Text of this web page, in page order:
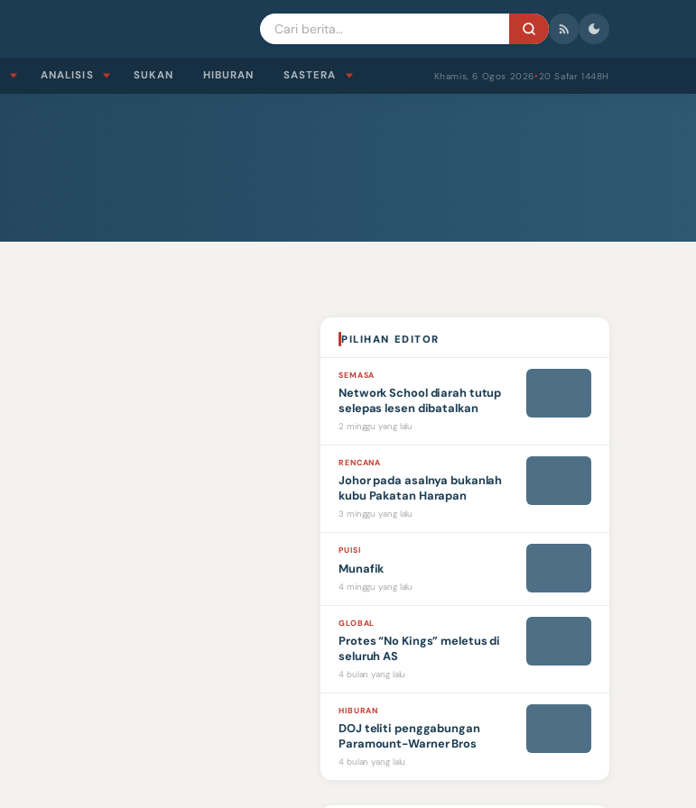
ANALISIS SUKAN HIBURAN SASTERA Khamis, 6 Ogos 2026● 20 Safar 1448H
PILIHAN EDITOR
SEMASA
Network School diarah tutup
selepas lesen dibatalkan
2 minggu yang lalu
RENCANA
Johor pada asalnya bukanlah
kubu Pakatan Harapan
3 minggu yang lalu
PUISI
Munafik
4 minggu yang lalu
GLOBAL
Protes “No Kings” meletus di
seluruh AS
4 bulan yang lalu
HIBURAN
DOJ teliti penggabungan
Paramount-Warner Bros
4 bulan yang lalu